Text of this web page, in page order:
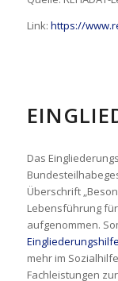
Link: https://
Das
Überschrift
Lebensführung für
aufgenommen.
Eingliederungshilfe
mehr im
Fachleistungen